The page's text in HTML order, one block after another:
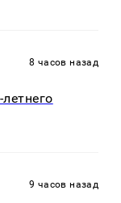
8 часов назад
9 часов назад